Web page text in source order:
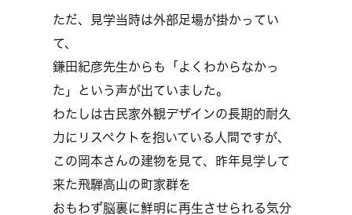
ただ、見学当時は外部足場が掛かってい
て、
鎌田紀彦先生からも「よくわからなかっ
た」という声が出ていました。
わたしは古民家外観デザインの長期的耐久
力にリスペクトを抱いている人間ですが、
この岡本さんの建物を見て、昨年見学して
来た飛騨高山の町家群を
おもわず脳裏に鮮明に再生させられる気分